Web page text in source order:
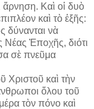
ἄρνηση. Καὶ οἱ δυὸ
καὶ τὸ ἑξῆς:
δύνανται νὰ
Νέας Ἐποχῆς, διότι
σὲ πνεῦμα
Χριστοῦ καὶ τὴν
ὅλου τοῦ
τὸν πόνο καὶ